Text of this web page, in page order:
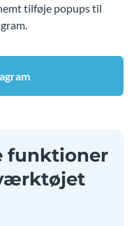
tilføje popups til
funktioner